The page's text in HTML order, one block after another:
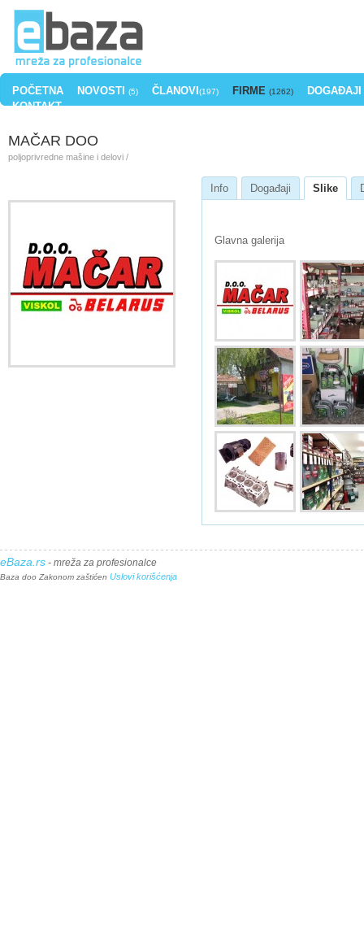
POČETNA NOVOSTI (5) ČLANOVI (197) FIRME (1262)
DOGAĐAJI
KONTAKT
MAČAR DOO
poljoprivredne mašine i delovi /
Info Događaji Slike
Glavna galerija
eBaza.rs - mreža za profesionalce
Baza doo Zakonom zaštićen Uslovi korišćenja